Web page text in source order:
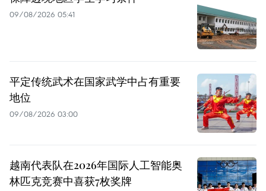
09/08/2026 05:41
平定传统武术在国家武学中占有重要
地位
09/08/2026 03:00
越南代表队在2026年国际人工智能奥
林匹克竞赛中喜获7枚奖牌